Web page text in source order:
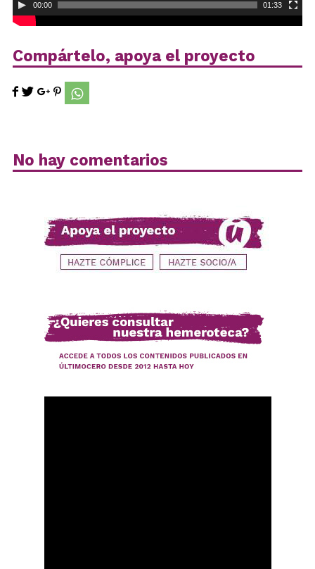
00:00 01:33
Compártelo, apoya el proyecto
No hay comentarios